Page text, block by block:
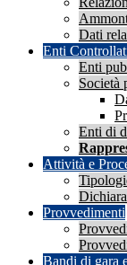
Dati
Enti
Enti
Società
Enti di
Attività e
Provvedimenti
Bandi di gara